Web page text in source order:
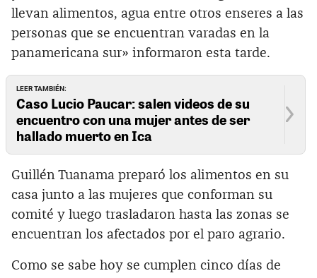
llevan alimentos, agua entre otros enseres a las
personas que se encuentran varadas en la
panamericana sur» informaron esta tarde.
LEER TAMBIÉN:
Caso Lucio Paucar: salen videos de su
encuentro con una mujer antes de ser
hallado muerto en Ica
Guillén Tuanama preparó los alimentos en su
casa junto a las mujeres que conforman su
comité y luego trasladaron hasta las zonas se
encuentran los afectados por el paro agrario.
Como se sabe hoy se cumplen cinco días de